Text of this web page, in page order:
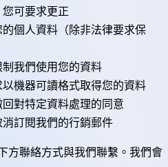
您可要求更正
個人資料（除非法律要求保
制我們使用您的資料
以機器可讀格式取得您的資料
回對特定資料處理的同意
消訂閱我們的行銷郵件
方聯絡方式與我們聯繫。我們會